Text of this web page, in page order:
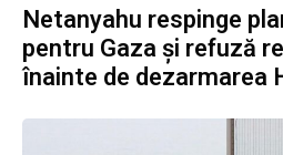
Netanyahu respinge
pentru Gaza și refuză
înainte de dezarmarea